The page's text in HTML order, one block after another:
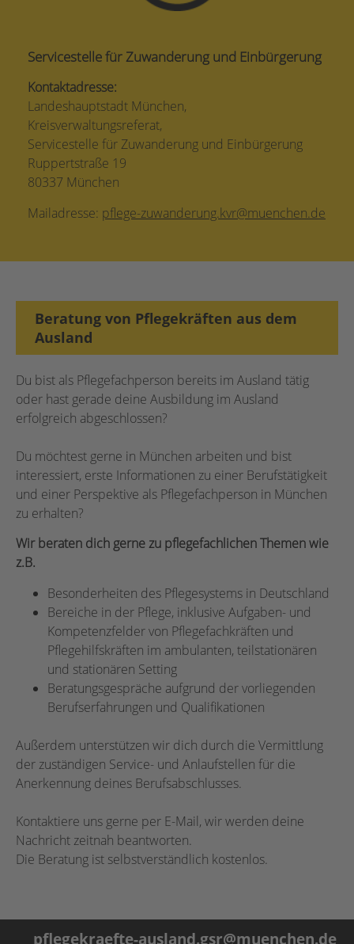
Servicestelle für Zuwanderung und Einbürgerung
Kontaktadresse:
Landeshauptstadt München,
Kreisverwaltungsreferat,
Servicestelle für Zuwanderung und Einbürgerung
Ruppertstraße 19
80337 München
Mailadresse: pflege-zuwanderung.kvr@muenchen.de
Beratung von Pflegekräften aus dem
Ausland
Du bist als Pflegefachperson bereits im Ausland tätig
oder hast gerade deine Ausbildung im Ausland
erfolgreich abgeschlossen?
Du möchtest gerne in München arbeiten und bist
interessiert, erste Informationen zu einer Berufstätigkeit
und einer Perspektive als Pflegefachperson in München
zu erhalten?
Wir beraten dich gerne zu pflegefachlichen Themen wie
z.B.
Besonderheiten des Pflegesystems in Deutschland
Bereiche in der Pflege, inklusive Aufgaben- und
Kompetenzfelder von Pflegefachkräften und
Pflegehilfskräften im ambulanten, teilstationären
und stationären Setting
Beratungsgespräche aufgrund der vorliegenden
Berufserfahrungen und Qualifikationen
Außerdem unterstützen wir dich durch die Vermittlung
der zuständigen Service- und Anlaufstellen für die
Anerkennung deines Berufsabschlusses.
Kontaktiere uns gerne per E-Mail, wir werden deine
Nachricht zeitnah beantworten.
Die Beratung ist selbstverständlich kostenlos.
pflegekraefte-ausland.gsr@muenchen.de